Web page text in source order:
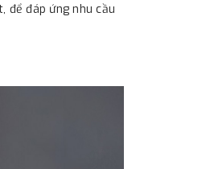
để đáp ứng nhu cầu